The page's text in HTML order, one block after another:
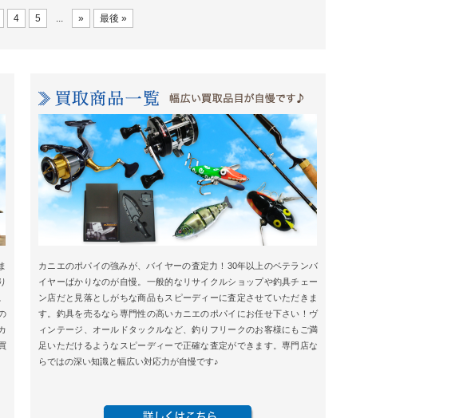
4 5 ... » 最後 »
カニエのポパイの強みが、バイヤーの査定力！30年以上のベテランバ
イヤーばかりなのが自慢。一般的なリサイクルショップや釣具チェー
ン店だと見落としがちな商品もスピーディーに査定させていただきま
す。釣具を売るなら専門性の高いカニエのポパイにお任せ下さい！ヴ
ィンテージ、オールドタックルなど、釣りフリークのお客様にもご満
足いただけるようなスピーディーで正確な査定ができます。専門店な
らではの深い知識と幅広い対応力が自慢です♪